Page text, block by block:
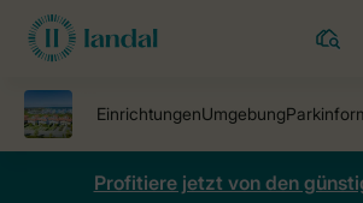
Profitiere jetzt von den